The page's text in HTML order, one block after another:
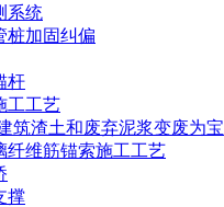
系统
桩加固纠偏
杆
工工艺
筑渣土和废弃泥浆变废为宝
纤维筋锚索施工工艺
撑